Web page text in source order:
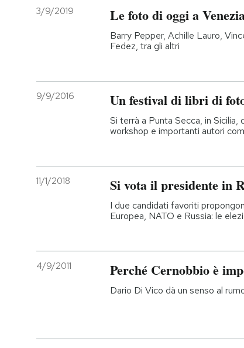
3/9/2019 Le foto di oggi a
Barry Pepper, Achille Lauro,
Fedez, tra gli altri
9/9/2016 Un festival di libri di
Si terrà a Punta Secca, in Sicilia,
workshop e importanti autori
11/1/2018 Si vota il presidente in
I due candidati favoriti
Europea, NATO e Russia: le
4/9/2011 Perché Cernobbio è
Dario Di Vico dà un senso al